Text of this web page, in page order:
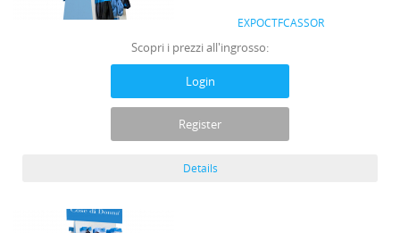
EXPOCTFCASSOR
Scopri i prezzi all'ingrosso:
Login
Register
Details